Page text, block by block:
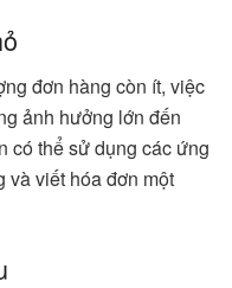
đơn hàng còn ít, việc
ảnh hưởng lớn đến
có thể sử dụng các ứng
và viết hóa đơn một